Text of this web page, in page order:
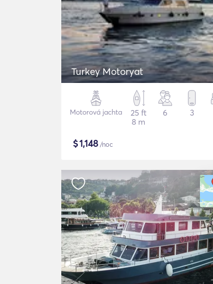
Turkey Motoryat
Motorová jachta
25 ft
8 m
6 3
$1,148/noc